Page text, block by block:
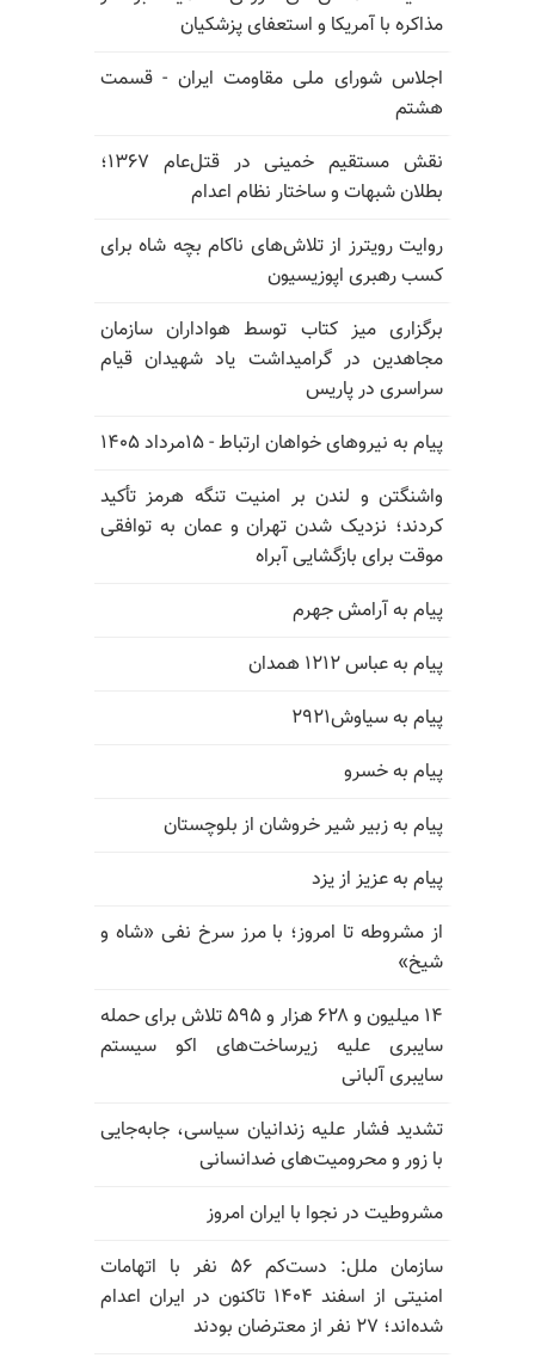
مذاکره با آمریکا و استعفای پزشکیان
اجلاس شورای ملی مقاومت ایران - قسمت
هشتم
نقش مستقیم خمینی در قتل‌عام ۱۳۶۷؛
بطلان شبهات و ساختار نظام اعدام
روایت رویترز از تلاش‌های ناکام بچه شاه برای
کسب رهبری اپوزیسیون
برگزاری میز کتاب توسط هواداران سازمان
مجاهدین در گرامیداشت یاد شهیدان قیام
سراسری در پاریس
پیام به نیروهای خواهان ارتباط - ۱۵مرداد ۱۴۰۵
واشنگتن و لندن بر امنیت تنگه هرمز تأکید
کردند؛ نزدیک شدن تهران و عمان به توافقی
موقت برای بازگشایی آبراه
پیام به آرامش جهرم
پیام به عباس ۱۲۱۲ همدان
پیام به سیاوش۲۹۲۱
پیام به خسرو
پیام به زبیر شیر خروشان از بلوچستان
پیام به عزیز از یزد
از مشروطه تا امروز؛ با مرز سرخ نفی «شاه و
شیخ»
۱۴ میلیون و ۶۲۸ هزار و ۵۹۵ تلاش برای حمله
سایبری علیه زیرساخت‌های اکو سیستم
سایبری آلبانی
تشدید فشار علیه زندانیان سیاسی، جابه‌جایی
با زور و محرومیت‌های ضدانسانی
مشروطیت در نجوا با ایران امروز
سازمان ملل: دست‌کم ۵۶ نفر با اتهامات
امنیتی از اسفند ۱۴۰۴ تاکنون در ایران اعدام
شده‌اند؛ ۲۷ نفر از معترضان بودند